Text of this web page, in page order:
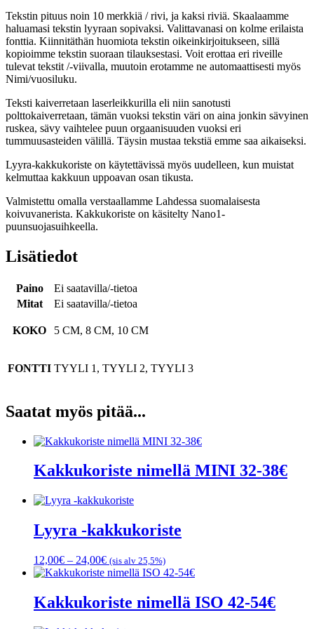
Tekstin pituus noin 10 merkkiä / rivi, ja kaksi riviä. Skaalaamme
haluamasi tekstin lyyraan sopivaksi. Valittavanasi on kolme erilaista
fonttia. Kiinnitäthän huomiota tekstin oikeinkirjoitukseen, sillä
kopioimme tekstin suoraan tilauksestasi. Voit erottaa eri riveille
tulevat tekstit /-viivalla, muutoin erotamme ne automaattisesti myös
Nimi/vuosiluku.
Teksti kaiverretaan laserleikkurilla eli niin sanotusti
polttokaiverretaan, tämän vuoksi tekstin väri on aina jonkin sävyinen
ruskea, sävy vaihtelee puun orgaanisuuden vuoksi eri
tummuusasteiden välillä. Täysin mustaa tekstiä emme saa aikaiseksi.
Lyyra-kakkukoriste on käytettävissä myös uudelleen, kun muistat
kelmuttaa kakkuun uppoavan osan tikusta.
Valmistettu omalla verstaallamme Lahdessa suomalaisesta
koivuvanerista. Kakkukoriste on käsitelty Nano1-
puunsuojasuihkeella.
Lisätiedot
Paino
Ei saatavilla/-tietoa
Mitat
Ei saatavilla/-tietoa
KOKO 5 CM, 8 CM, 10 CM
FONTTI TYYLI 1, TYYLI 2, TYYLI 3
Saatat myös pitää...
Kakkukoriste nimellä MINI 32-38€
Lyyra -kakkukoriste
12,00€ – 24,00€Hintaluokka:
12,00€
24,00€
(sis alv 25,5%)
Kakkukoriste nimellä ISO 42-54€